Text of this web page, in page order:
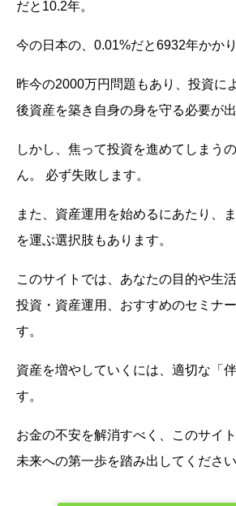
だと10.2年。
今の日本の、0.01%だと6932年かかり
昨今の2000万円問題もあり、投資に
後資産を築き自身の身を守る必要が出
しかし、焦って投資を進めてしまう
ん。 必ず失敗します。
また、資産運用を始めるにあたり、
を運ぶ選択肢もあります。
このサイトでは、あなたの目的や生
投資・資産運用、おすすめのセミナ
す。
資産を増やしていくには、適切な「
す。
お金の不安を解消すべく、このサイ
未来への第一歩を踏み出してください